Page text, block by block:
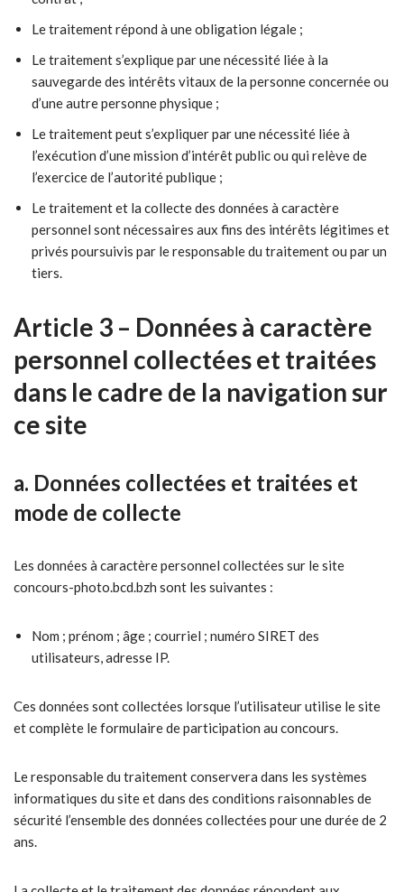
Le traitement répond à une obligation légale ;
Le traitement s’explique par une nécessité liée à la
sauvegarde des intérêts vitaux de la personne concernée ou
d’une autre personne physique ;
Le traitement peut s’expliquer par une nécessité liée à
l’exécution d’une mission d’intérêt public ou qui relève de
l’exercice de l’autorité publique ;
Le traitement et la collecte des données à caractère
personnel sont nécessaires aux fins des intérêts légitimes et
privés poursuivis par le responsable du traitement ou par un
tiers.
Article 3 – Données à caractère
personnel collectées et traitées
dans le cadre de la navigation sur
ce site
a. Données collectées et traitées et
mode de collecte
Les données à caractère personnel collectées sur le site
concours-photo.bcd.bzh sont les suivantes :
Nom ; prénom ; âge ; courriel ; numéro SIRET des
utilisateurs, adresse IP.
Ces données sont collectées lorsque l’utilisateur utilise le site
et complète le formulaire de participation au concours.
Le responsable du traitement conservera dans les systèmes
informatiques du site et dans des conditions raisonnables de
sécurité l’ensemble des données collectées pour une durée de 2
ans.